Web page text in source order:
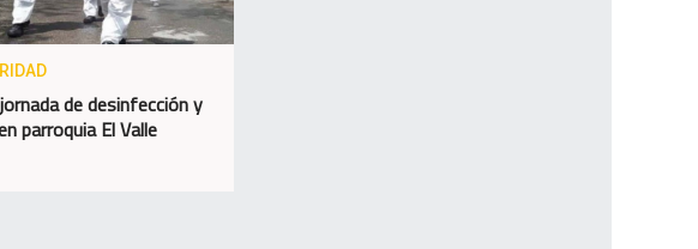
de desinfección y
parroquia El Valle